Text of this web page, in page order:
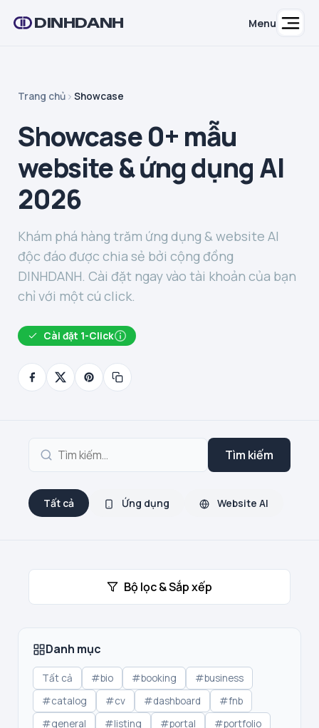
DINHDANH Menu
Trang chủ Showcase
Showcase 0+ mẫu
website & ứng dụng AI
2026
Khám phá hàng trăm ứng dụng & website AI
độc đáo được chia sẻ bởi cộng đồng
DINHDANH. Cài đặt ngay vào tài khoản của bạn
chỉ với một cú click.
Cài đặt 1-Click
Tìm kiếm
Tất cả Ứng dụng Website AI
Bộ lọc & Sắp xếp
Danh mục
Tất cả #bio #booking
#business
#catalog
#cv #dashboard
#fnb
#general
#listing #portal
#portfolio